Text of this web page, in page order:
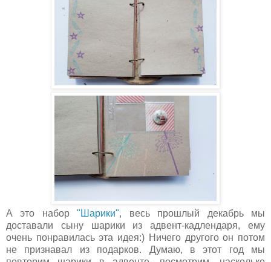
А это набор"Шарики", весь прошлый декабрь мы
доставали сыну шарики из адвент-кадлендаря, ему
очень понравилась эта идея:) Ничего другого он потом
не признавал из подарков. Думаю, в этот год мы